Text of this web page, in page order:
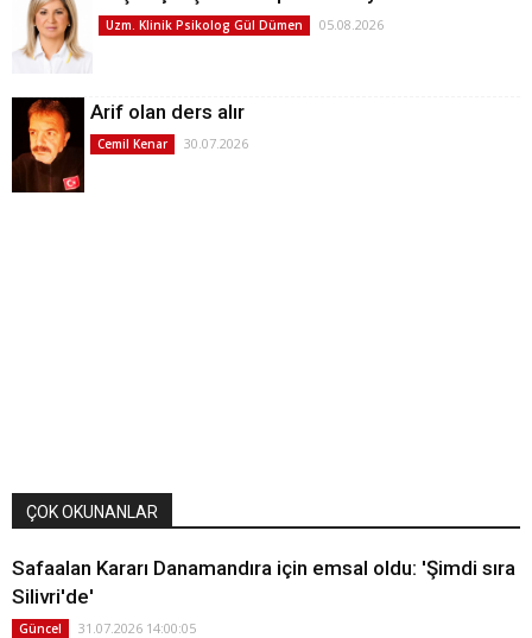
Uzm. Klinik Psikolog Gül Dümen 05.08.2026
Arif olan ders alır
Cemil Kenar 30.07.2026
ÇOK OKUNANLAR
Safaalan Kararı Danamandıra için emsal oldu: 'Şimdi sıra
Silivri'de'
Güncel 31.07.2026 14:00:05